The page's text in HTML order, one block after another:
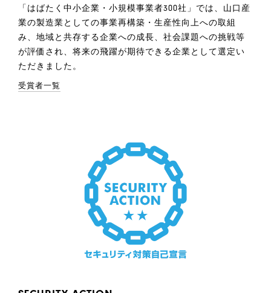
「はばたく中小企業・小規模事業者300社」では、山口産
業の製造業としての事業再構築・生産性向上への取組
み、地域と共存する企業への成長、社会課題への挑戦等
が評価され、将来の飛躍が期待できる企業として選定い
ただきました。
受賞者一覧